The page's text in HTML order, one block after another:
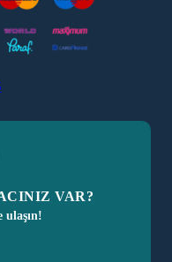
VAR?
ulaşın!